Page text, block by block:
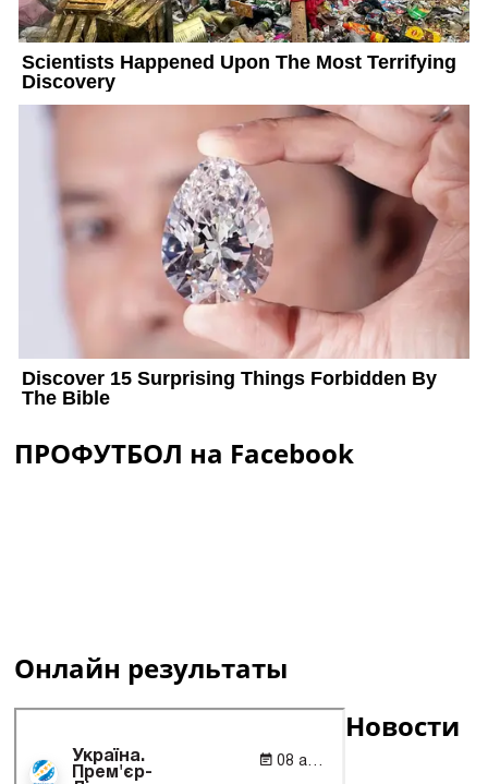
ПРОФУТБОЛ на Facebook
Онлайн результаты
Новости